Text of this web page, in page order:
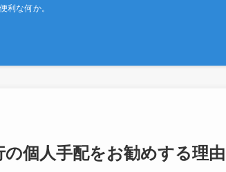
利な何か。
の個人手配をお勧めする理由